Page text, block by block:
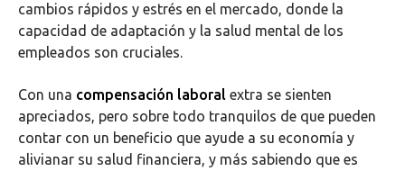
cambios rápidos y estrés en el mercado, donde la
capacidad de adaptación y la salud mental de los
empleados son cruciales.
Con una compensación laboral extra se sienten
apreciados, pero sobre todo tranquilos de que pueden
contar con un beneficio que ayude a su economía y
alivianar su salud financiera, y más sabiendo que es